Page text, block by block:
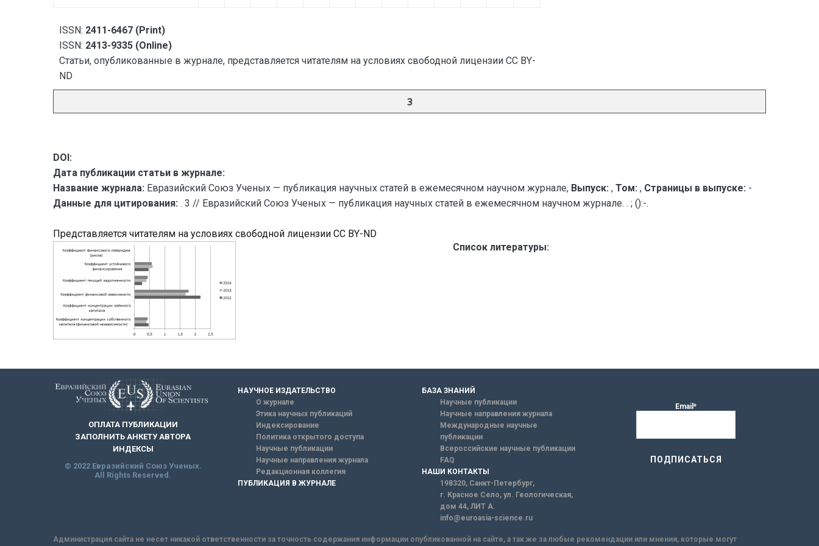
ISSN: 2411-6467 (Print)
ISSN: 2413-9335 (Online)
Статьи, опубликованные в журнале, представляется читателям на условиях свободной лицензии CC BY-
ND
3
DOI:
Дата публикации статьи в журнале:
Название журнала: Евразийский Союз Ученых — публикация научных статей в ежемесячном научном журнале, Выпуск: , Том: , Страницы в выпуске: -
Данные для цитирования: . 3 // Евразийский Союз Ученых — публикация научных статей в ежемесячном научном журнале. . ; ():-.
Представляется читателям на условиях свободной лицензии CC BY-ND
Список литературы:
ОПЛАТА ПУБЛИКАЦИИ
ЗАПОЛНИТЬ АНКЕТУ АВТОРА
ИНДЕКСЫ
© 2022 Евразийский Союз Ученых.
All Rights Reserved.
НАУЧНОЕ ИЗДАТЕЛЬСТВО
О журнале
Этика научных публикаций
Индексирование
Политика открытого доступа
Научные публикации
Научные направления журнала
Редакционная коллегия
ПУБЛИКАЦИЯ В ЖУРНАЛЕ
БАЗА ЗНАНИЙ
Научные публикации
Научные направления журнала
Международные научные
публикации
Всероссийские научные публикации
FAQ
НАШИ КОНТАКТЫ
198320, Санкт-Петербург,
г. Красное Село, ул. Геологическая,
дом 44, ЛИТ А.
info@euroasia-science.ru
Email*
Администрация сайта не несет никакой ответственности за точность содержания информации опубликованной на сайте, а так же за любые рекомендации или мнения, которые могут